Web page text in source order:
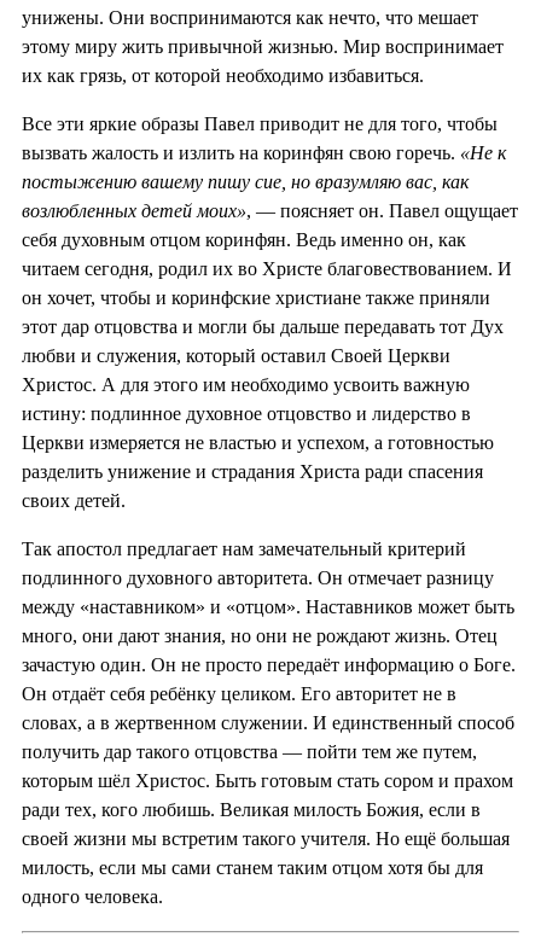
унижены. Они воспринимаются как нечто, что мешает
этому миру жить привычной жизнью. Мир воспринимает
их как грязь, от которой необходимо избавиться.
Все эти яркие образы Павел приводит не для того, чтобы
вызвать жалость и излить на коринфян свою горечь. «Не к
постыжению вашему пишу сие, но вразумляю вас, как
возлюбленных детей моих», — поясняет он. Павел ощущает
себя духовным отцом коринфян. Ведь именно он, как
читаем сегодня, родил их во Христе благовествованием. И
он хочет, чтобы и коринфские христиане также приняли
этот дар отцовства и могли бы дальше передавать тот Дух
любви и служения, который оставил Своей Церкви
Христос. А для этого им необходимо усвоить важную
истину: подлинное духовное отцовство и лидерство в
Церкви измеряется не властью и успехом, а готовностью
разделить унижение и страдания Христа ради спасения
своих детей.
Так апостол предлагает нам замечательный критерий
подлинного духовного авторитета. Он отмечает разницу
между «наставником» и «отцом». Наставников может быть
много, они дают знания, но они не рождают жизнь. Отец
зачастую один. Он не просто передаёт информацию о Боге.
Он отдаёт себя ребёнку целиком. Его авторитет не в
словах, а в жертвенном служении. И единственный способ
получить дар такого отцовства — пойти тем же путем,
которым шёл Христос. Быть готовым стать сором и прахом
ради тех, кого любишь. Великая милость Божия, если в
своей жизни мы встретим такого учителя. Но ещё большая
милость, если мы сами станем таким отцом хотя бы для
одного человека.